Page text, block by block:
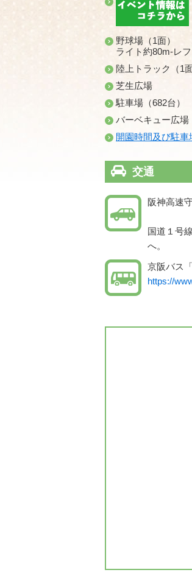
野球場（1面）
ライト約80m-レ
陸上トラック（1面
芝生広場
駐車場（682台）
バーベキュー広場
開園時間及び駐車
交通
阪神高速
国道１号
へ。
京阪バス
https://